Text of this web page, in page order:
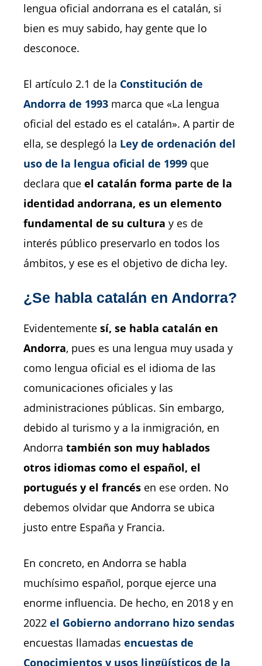
lengua oficial andorrana es el catalán, si
bien es muy sabido, hay gente que lo
desconoce.
El artículo 2.1 de la Constitución de
Andorra de 1993 marca que «La lengua
oficial del estado es el catalán». A partir de
ella, se desplegó la Ley de ordenación del
uso de la lengua oficial de 1999 que
declara que el catalán forma parte de la
identidad andorrana, es un elemento
fundamental de su cultura y es de
interés público preservarlo en todos los
ámbitos, y ese es el objetivo de dicha ley.
¿Se habla catalán en Andorra?
Evidentemente sí, se habla catalán en
Andorra, pues es una lengua muy usada y
como lengua oficial es el idioma de las
comunicaciones oficiales y las
administraciones públicas. Sin embargo,
debido al turismo y a la inmigración, en
Andorra también son muy hablados
otros idiomas como el español, el
portugués y el francés en ese orden. No
debemos olvidar que Andorra se ubica
justo entre España y Francia.
En concreto, en Andorra se habla
muchísimo español, porque ejerce una
enorme influencia. De hecho, en 2018 y en
2022 el Gobierno andorrano hizo sendas
encuestas llamadas encuestas de
Conocimientos y usos lingüísticos de la